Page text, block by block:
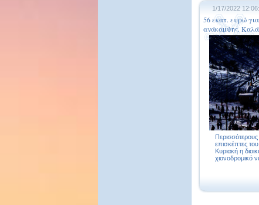
1/17/2022
56 εκατ. ευρώ
ανάκαμψης. Καλά
επισκέπτες
Κυριακή η
χιονοδρομικό